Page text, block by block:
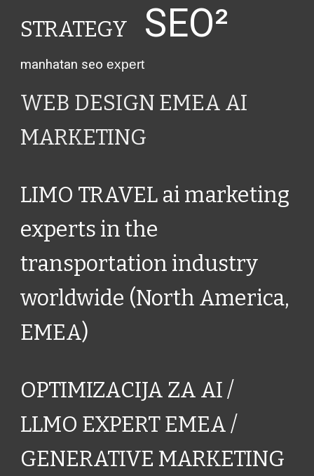
STRATEGY SEO²
manhatan seo expert
WEB DESIGN EMEA AI
MARKETING
LIMO TRAVEL ai marketing
experts in the
transportation industry
worldwide (North America,
EMEA)
OPTIMIZACIJA ZA AI /
LLMO EXPERT EMEA /
GENERATIVE MARKETING